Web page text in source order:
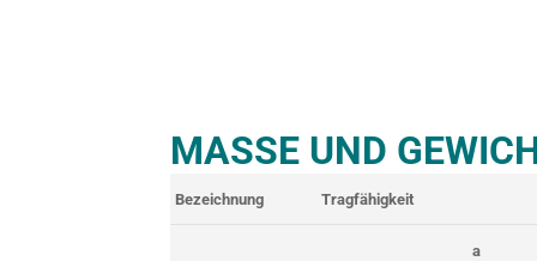
MASSE UND
Bezeichnung Tragfähigkeit
a